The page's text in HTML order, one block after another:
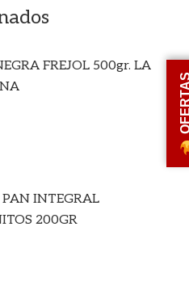
FREJOL 500gr. LA
PAN INTEGRAL
200GR